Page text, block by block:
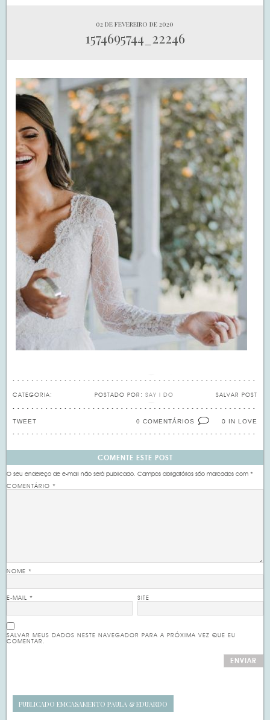
02 de fevereiro de 2020
1574695744_22246
CATEGORIA: SALVAR POST
POSTADO POR: SAY I DO
0 IN LOVE
0 COMENTÁRIOS
TWEET
COMENTE ESTE POST
O seu endereço de e-mail não será publicado. Campos obrigatórios são marcados com*
COMENTÁRIO*
NOME*
E-MAIL* SITE
SALVAR MEUS DADOS NESTE NAVEGADOR PARA A PRÓXIMA VEZ QUE EU
COMENTAR.
PUBLICADO EMCASAMENTO PAULA & EDUARDO